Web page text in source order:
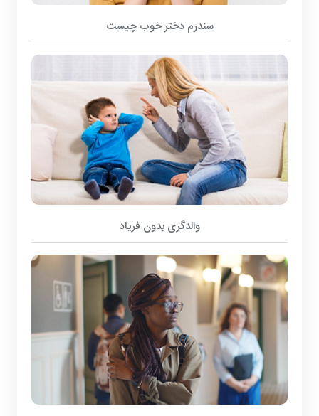
سندرم دختر خوب چیست
والدگری بدون فریاد